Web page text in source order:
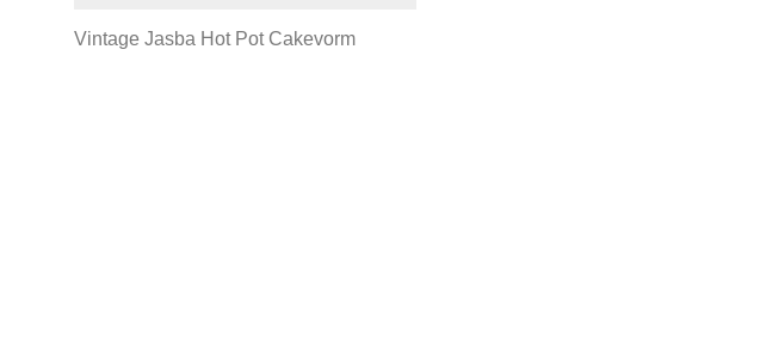
Vintage Jasba Hot Pot Cakevorm